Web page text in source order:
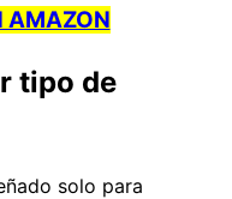
AMAZON
tipo de
solo para